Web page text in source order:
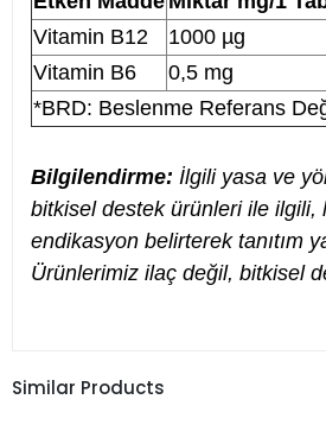
Vitamin B12
1000 µg
Vitamin B6
0,5 mg
*BRD: Beslenme Referans
Bilgilendirme: İlgili yasa ve
bitkisel destek ürünleri ile ilgili,
endikasyon belirterek tanıtım
Ürünlerimiz ilaç değil, bitkisel
Similar Products